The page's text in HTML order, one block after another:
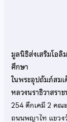
มูลนิธิส่งเสริมโอ
ศึกษา
ในพระอุปถัมภ์สม
หลวงนราธิวาสรา
254 ตึกเคมี 2 คณ
ถนนพญาไท แขวง